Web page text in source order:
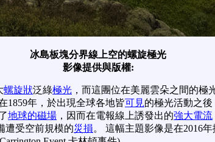
冰島板塊分界線上空的螺旋極光
影像提供與版權:
螺旋狀泛綠極光 ，而這團位在美麗雲朵之間的
1859年，於出現全球各地皆可見的極光活動之後
地球的磁場 ，因而在電報線上誘發出的強大電流
遭受空前規模的災損。 這幅主題影像是在2016